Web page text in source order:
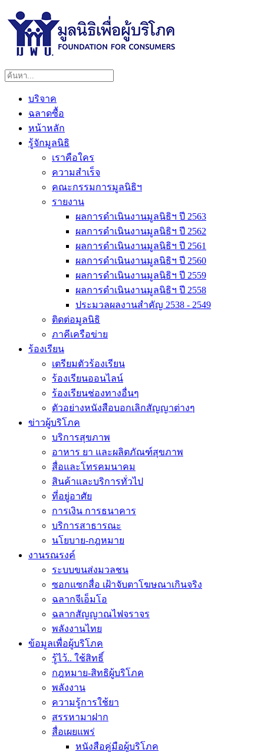
บริจาค
ฉลาดซื้อ
หน้าหลัก
รู้จักมูลนิธิ
เราคือใคร
ความสำเร็จ
คณะกรรมการมูลนิธิฯ
รายงาน
ผลการดำเนินงานมูลนิธิฯ ปี 2563
ผลการดำเนินงานมูลนิธิฯ ปี 2562
ผลการดำเนินงานมูลนิธิฯ ปี 2561
ผลการดำเนินงานมูลนิธิฯ ปี 2560
ผลการดำเนินงานมูลนิธิฯ ปี 2559
ผลการดำเนินงานมูลนิธิฯ ปี 2558
ประมวลผลงานสำคัญ 2538 - 2549
ติดต่อมูลนิธิ
ภาคีเครือข่าย
ร้องเรียน
เตรียมตัวร้องเรียน
ร้องเรียนออนไลน์
ร้องเรียนช่องทางอื่นๆ
ตัวอย่างหนังสือบอกเลิกสัญญาต่างๆ
ข่าวผู้บริโภค
บริการสุขภาพ
อาหาร ยา และผลิตภัณฑ์สุขภาพ
สื่อและโทรคมนาคม
สินค้าและบริการทั่วไป
ที่อยู่อาศัย
การเงิน การธนาคาร
บริการสาธารณะ
นโยบาย-กฎหมาย
งานรณรงค์
ระบบขนส่งมวลชน
ซอกแซกสื่อ เฝ้าจับตาโฆษณาเกินจริง
ฉลากจีเอ็มโอ
ฉลากสัญญาณไฟจราจร
พลังงานไทย
ข้อมูลเพื่อผู้บริโภค
รู้ไว้.. ใช้สิทธิ์
กฎหมาย-สิทธิผู้บริโภค
พลังงาน
ความรู้การใช้ยา
สรรหามาฝาก
สื่อเผยแพร่
หนังสือคู่มือผู้บริโภค